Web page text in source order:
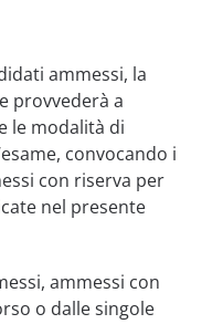
ammessi, la
provvederà a
le modalità di
convocando i
con riserva per
nel presente
ammessi con
o dalle singole